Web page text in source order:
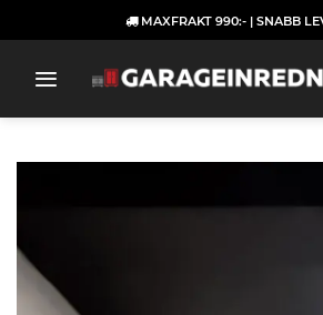
to
MAXFRAKT 990:- | SNABB